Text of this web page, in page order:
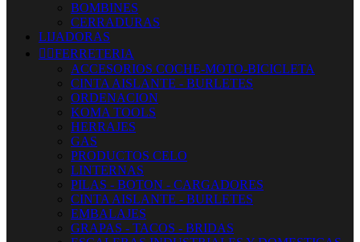
BOMBINES
CERRADURAS
LIJADORAS
 FERRETERIA
ACCESORIOS COCHE-MOTO-BICICLETA
CINTA AISLANTE - BURLETES
ORDENACION
KOMA TOOLS
HERRAJES
GAS
PRODUCTOS CELO
LINTERNAS
PILAS - BOTON - CARGADORES
CINTA AISLANTE - BURLETES
EMBALAJES
GRAPAS - TACOS - BRIDAS